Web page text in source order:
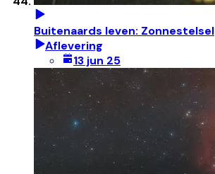
Buitenaards leven: Zonnestelsel
Aflevering
13 jun 25